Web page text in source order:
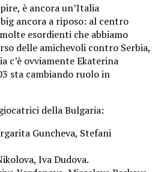
è ancora un’Italia
ancora a riposo: al centro
esordienti che abbiamo
delle amichevoli contro Serbia,
c’è ovviamente Ekaterina
sta cambiando ruolo in
della Bulgaria:
Guncheva, Stefani
Iva Dudova.